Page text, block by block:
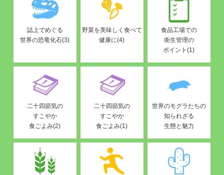
誌上でめぐる
世界の恐竜化石(3)
野菜を美味しく食べて
健康に(4)
食品工場での
衛生管理の
ポイント(1)
二十四節気の
すこやか
食ごよみ(2)
二十四節気の
すこやか
食ごよみ(1)
世界のモグラたちの
知られざる
生態と魅力